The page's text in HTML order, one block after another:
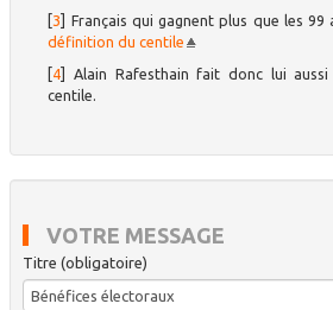
3 Français qui gagnent plus que les 99
définition du centile
4 ]Alain Rafesthain fait donc lui
centile.
VOTRE MESSAGE
Titre (obligatoire)